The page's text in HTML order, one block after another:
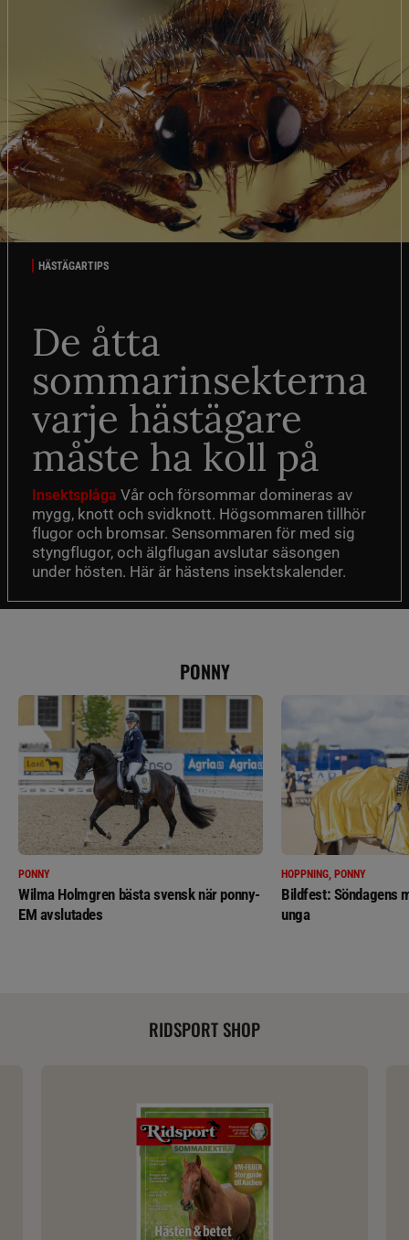
HÄSTÄGARTIPS
De åtta
sommarinsekterna
varje hästägare
måste ha koll på
Insektsplåga Vår och försommar domineras av
mygg, knott och svidknott. Högsommaren tillhör
flugor och bromsar. Sensommaren för med sig
styngflugor, och älgflugan avslutar säsongen
under hösten. Här är hästens insektskalender.
PONNY
PONNY
Wilma Holmgren bästa svensk när ponny-
EM avslutades
HOPPNING, PONNY
Bildfest: Söndagens
unga
RIDSPORT SHOP